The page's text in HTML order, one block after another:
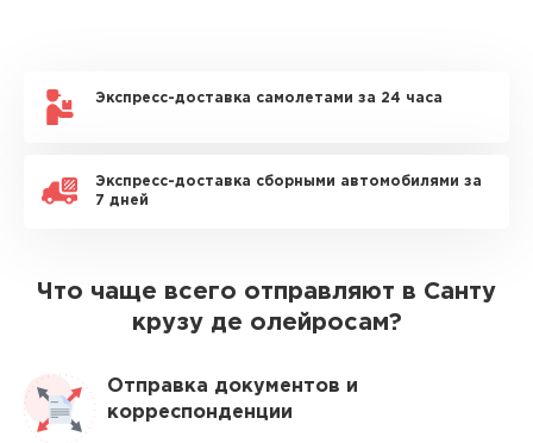
Экспресс-доставка самолетами за 24 часа
Экспресс-доставка сборными автомобилями за
7 дней
Что чаще всего отправляют в Санту
крузу де олейросам?
Отправка документов и
корреспонденции